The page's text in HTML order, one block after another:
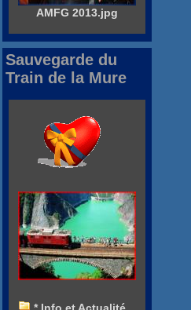
AMFG 2013.jpg
Sauvegarde du
Train de la Mure